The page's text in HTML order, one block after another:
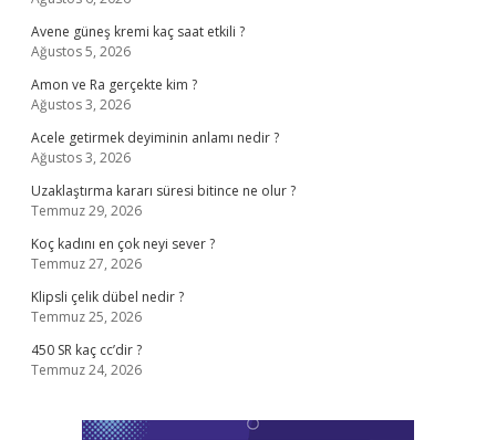
Avene güneş kremi kaç saat etkili ?
Ağustos 5, 2026
Amon ve Ra gerçekte kim ?
Ağustos 3, 2026
Acele getirmek deyiminin anlamı nedir ?
Ağustos 3, 2026
Uzaklaştırma kararı süresi bitince ne olur ?
Temmuz 29, 2026
Koç kadını en çok neyi sever ?
Temmuz 27, 2026
Klipsli çelik dübel nedir ?
Temmuz 25, 2026
450 SR kaç cc’dir ?
Temmuz 24, 2026